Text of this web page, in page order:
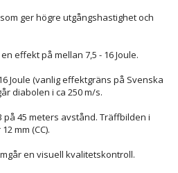
ger högre utgångshastighet och
effekt på mellan 7,5 - 16 Joule.
Joule (vanlig effektgräns på Svenska
diabolen i ca 250 m/s.
på 45 meters avstånd. Träffbilden i
mm (CC).
en visuell kvalitetskontroll.